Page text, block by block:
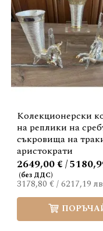
Колекционерски
на реплики на
съкровища на
аристократи
3178,80 €/6217,19
2649,00 € /